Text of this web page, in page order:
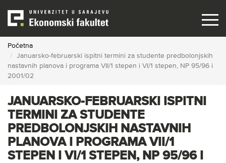
main
content
Početna
Januarsko-februarski ispitni termini za studente predbolonjskih
nastavnih planova i programa VII/1 stepen i VI/1 stepen, NP 95/96 i
2001/02
JANUARSKO-FEBRUARSKI ISPITNI
TERMINI ZA STUDENTE
PREDBOLONJSKIH NASTAVNIH
PLANOVA I PROGRAMA VII/1
STEPEN I VI/1 STEPEN, NP 95/96 I